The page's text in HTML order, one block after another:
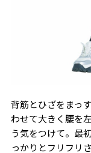
背筋とひざをまっ
わせて大きく腰を
う気をつけて。最
っかりとフリフリ